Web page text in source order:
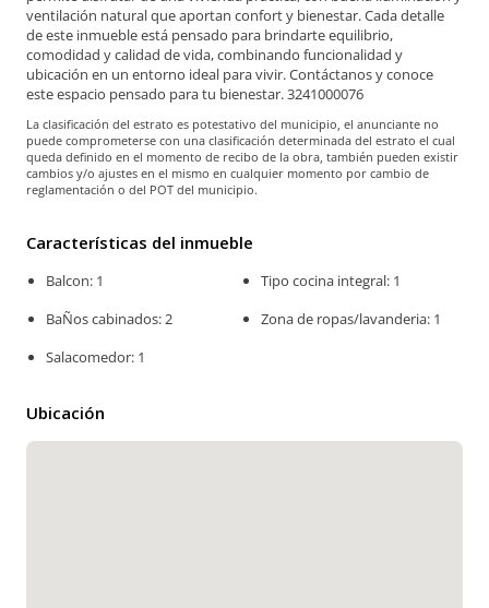
ventilación natural que aportan confort y bienestar. Cada detalle
de este inmueble está pensado para brindarte equilibrio,
comodidad y calidad de vida, combinando funcionalidad y
ubicación en un entorno ideal para vivir. Contáctanos y conoce
este espacio pensado para tu bienestar. 3241000076
La clasificación del estrato es potestativo del municipio, el anunciante no
puede comprometerse con una clasificación determinada del estrato el cual
queda definido en el momento de recibo de la obra, también pueden existir
cambios y/o ajustes en el mismo en cualquier momento por cambio de
reglamentación o del POT del municipio.
Características del inmueble
Balcon: 1
BaÑos cabinados: 2
Salacomedor: 1
Tipo cocina integral: 1
Zona de ropas/lavanderia: 1
Ubicación